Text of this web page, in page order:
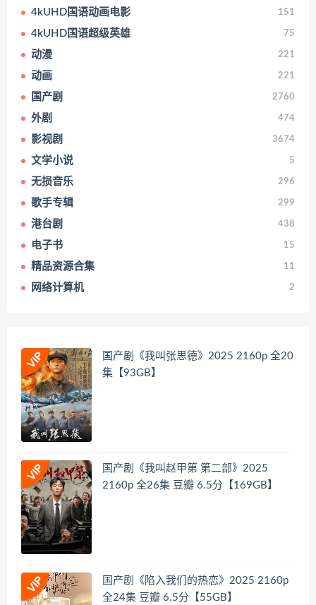
4kUHD国语动画电影 151
4kUHD国语超级英雄 75
动漫 221
动画 221
国产剧 2760
外剧 474
影视剧 3674
文学小说 5
无损音乐 296
歌手专辑 299
港台剧 438
电子书 15
精品资源合集 11
网络计算机 2
国产剧《我叫张思德》2025 2160p 全20
集【93GB】
国产剧《我叫赵甲第 第二部》2025
2160p 全26集 豆瓣 6.5分【169GB】
国产剧《陷入我们的热恋》2025 2160p
全24集 豆瓣 6.5分【55GB】